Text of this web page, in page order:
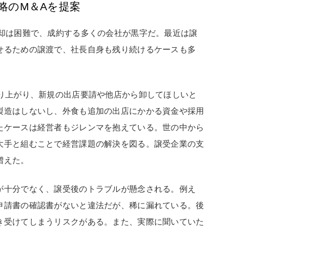
のM＆Aを提案
困難で、成約する多くの会社が黒字だ。最近は譲
ための譲渡で、社長自身も残り続けるケースも多
がり、新規の出店要請や他店から卸してほしいと
はしないし、外食も追加の出店にかかる資金や採用
ースは経営者もジレンマを抱えている。世の中から
と組むことで経営課題の解決を図る。譲受企業の支
た。
分でなく、譲受後のトラブルが懸念される。例え
書の確認書がないと違法だが、稀に漏れている。後
けてしまうリスクがある。また、実際に聞いていた